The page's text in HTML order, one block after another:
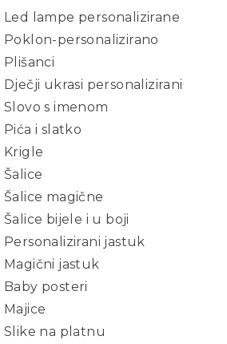
Led lampe personalizirane
Poklon-personalizirano
Plišanci
Dječji ukrasi personalizirani
Slovo s imenom
Pića i slatko
Krigle
Šalice
Šalice magične
Šalice bijele i u boji
Personalizirani jastuk
Magični jastuk
Baby posteri
Majice
Slike na platnu